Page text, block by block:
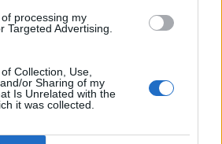
processing my
Targeted Advertising.
Collection, Use,
or Sharing of my
Is Unrelated with the
it was collected.
ascolta uno dei capi del
i vertici militari di quella
certamente perdendo dopo
raccontarla davanti
modo. Spesso la
negli occhi possono